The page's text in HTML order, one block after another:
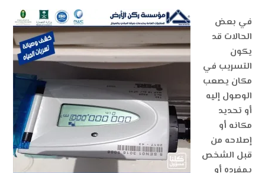
في بعض
الحالات قد
يكون
التسريب في
مكان يصعب
الوصول إليه
أو تحديد
مكانه أو
إصلاحه من
قبل الشخص